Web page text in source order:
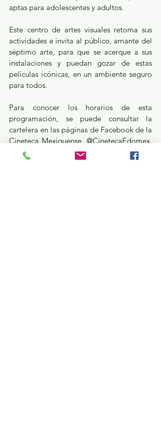
aptas para adolescentes y adultos.
Este centro de artes visuales retoma sus
actividades e invita al público, amante del
séptimo arte, para que se acerque a sus
instalaciones y puedan gozar de estas
películas icónicas, en un ambiente seguro
para todos.
Para conocer los horarios de esta
programación, se puede consultar la
cartelera en las páginas de Facebook de la
Cineteca Mexiquense, @CinetecaEdomex,
y de la Secretaría de Cultura en
@CulturaEdomex.